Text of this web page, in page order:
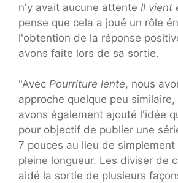
n'y avait aucune attente Il vient
pense que cela a joué un rôle
l'obtention de la réponse
avons faite lors de sa sortie.
"Avec Pourriture lente, nous
approche quelque peu similaire,
avons également ajouté l'idée
pour objectif de publier une
7 pouces au lieu de
pleine longueur. Les diviser de
aidé la sortie de plusieurs